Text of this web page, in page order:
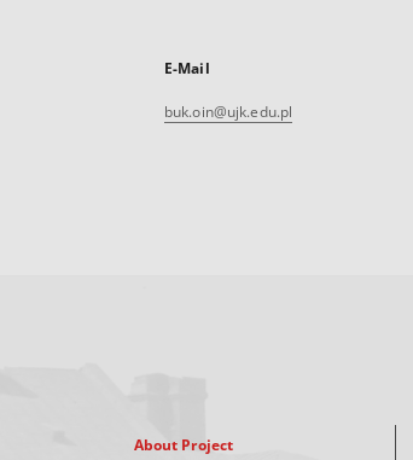
E-Mail
buk.oin@ujk.edu.pl
About Project